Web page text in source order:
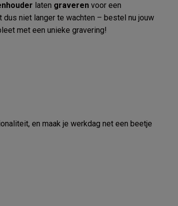
laten graveren voor een
niet langer te wachten – bestel nu jouw
met een unieke gravering!
en maak je werkdag net een beetje